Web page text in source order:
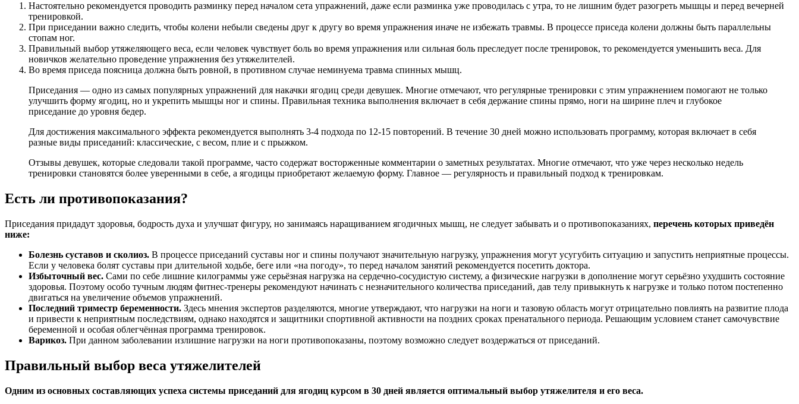
Настоятельно рекомендуется проводить разминку перед началом сета упражнений, даже если разминка уже проводилась с утра, то не лишним будет разогреть мышцы и перед вечерней
тренировкой.
При приседании важно следить, чтобы колени небыли сведены друг к другу во время упражнения иначе не избежать травмы. В процессе приседа колени должны быть параллельны
стопам ног.
Правильный выбор утяжеляющего веса, если человек чувствует боль во время упражнения или сильная боль преследует после тренировок, то рекомендуется уменьшить веса. Для
новичков желательно проведение упражнения без утяжелителей.
Во время приседа поясница должна быть ровной, в противном случае неминуема травма спинных мышц.
Приседания — одно из самых популярных упражнений для накачки ягодиц среди девушек. Многие отмечают, что регулярные тренировки с этим упражнением помогают не только
улучшить форму ягодиц, но и укрепить мышцы ног и спины. Правильная техника выполнения включает в себя держание спины прямо, ноги на ширине плеч и глубокое
приседание до уровня бедер.
Для достижения максимального эффекта рекомендуется выполнять 3-4 подхода по 12-15 повторений. В течение 30 дней можно использовать программу, которая включает в себя
разные виды приседаний: классические, с весом, плие и с прыжком.
Отзывы девушек, которые следовали такой программе, часто содержат восторженные комментарии о заметных результатах. Многие отмечают, что уже через несколько недель
тренировки становятся более уверенными в себе, а ягодицы приобретают желаемую форму. Главное — регулярность и правильный подход к тренировкам.
Есть ли противопоказания?
Приседания придадут здоровья, бодрость духа и улучшат фигуру, но занимаясь наращиванием ягодичных мышц, не следует забывать и о противопоказаниях, перечень которых приведён
ниже:
Болезнь суставов и сколиоз. В процессе приседаний суставы ног и спины получают значительную нагрузку, упражнения могут усугубить ситуацию и запустить неприятные процессы.
Если у человека болят суставы при длительной ходьбе, беге или «на погоду», то перед началом занятий рекомендуется посетить доктора.
Избыточный вес. Сами по себе лишние килограммы уже серьёзная нагрузка на сердечно-сосудистую систему, а физические нагрузки в дополнение могут серьёзно ухудшить состояние
здоровья. Поэтому особо тучным людям фитнес-тренеры рекомендуют начинать с незначительного количества приседаний, дав телу привыкнуть к нагрузке и только потом постепенно
двигаться на увеличение объемов упражнений.
Последний триместр беременности. Здесь мнения экспертов разделяются, многие утверждают, что нагрузки на ноги и тазовую область могут отрицательно повлиять на развитие плода
и привести к неприятным последствиям, однако находятся и защитники спортивной активности на поздних сроках пренатального периода. Решающим условием станет самочувствие
беременной и особая облегчённая программа тренировок.
Варикоз. При данном заболевании излишние нагрузки на ноги противопоказаны, поэтому возможно следует воздержаться от приседаний.
Правильный выбор веса утяжелителей
Одним из основных составляющих успеха системы приседаний для ягодиц курсом в 30 дней является оптимальный выбор утяжелителя и его веса.